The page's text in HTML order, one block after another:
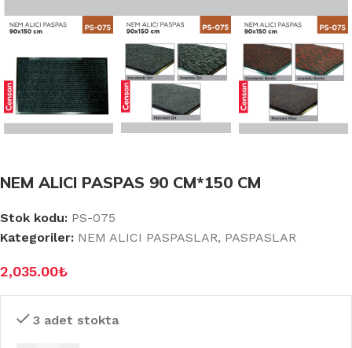
NEM ALICI PASPAS 90 CM*150 CM
Stok kodu: PS-075
Kategoriler: NEM ALICI PASPASLAR, PASPASLAR
2,035.00₺
3 adet stokta